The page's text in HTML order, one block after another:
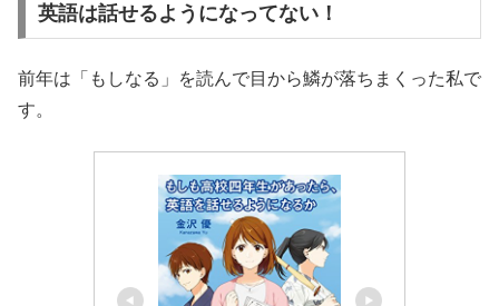
英語は話せるようになってない！
前年は「もしなる」を読んで目から鱗が落ちまくった私で
す。